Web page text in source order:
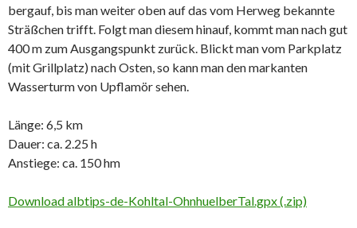
bergauf, bis man weiter oben auf das vom Herweg bekannte
Sträßchen trifft. Folgt man diesem hinauf, kommt man nach gut
400 m zum Ausgangspunkt zurück. Blickt man vom Parkplatz
(mit Grillplatz) nach Osten, so kann man den markanten
Wasserturm von Upflamör sehen.
Länge: 6,5 km
Dauer: ca. 2.25 h
Anstiege: ca. 150 hm
Download albtips-de-Kohltal-OhnhuelberTal.gpx (.zip)